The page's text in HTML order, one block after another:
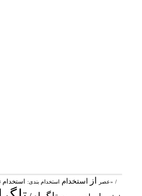
«عصر از استخدام استخدام بندی: استخدام